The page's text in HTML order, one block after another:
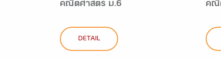
คณิตศาสตร์ ม.6
DETAIL
คณิ